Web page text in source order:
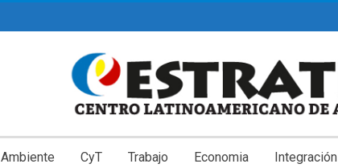
Ambiente CyT Trabajo Economia Integración